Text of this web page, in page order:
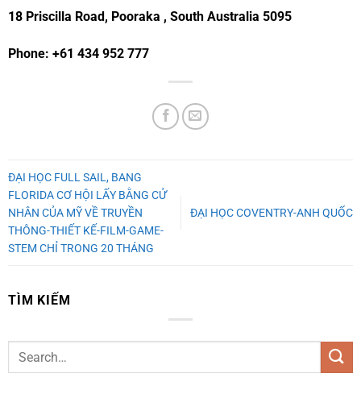
18 Priscilla Road, Pooraka , South Australia 5095
Phone: +61 434 952 777
ĐẠI HỌC FULL SAIL, BANG
FLORIDA CƠ HỘI LẤY BẰNG CỬ
NHÂN CỦA MỸ VỀ TRUYỀN
THÔNG-THIẾT KẾ-FILM-GAME-
STEM CHỈ TRONG 20 THÁNG
ĐẠI HỌC COVENTRY-ANH QUỐC
TÌM KIẾM